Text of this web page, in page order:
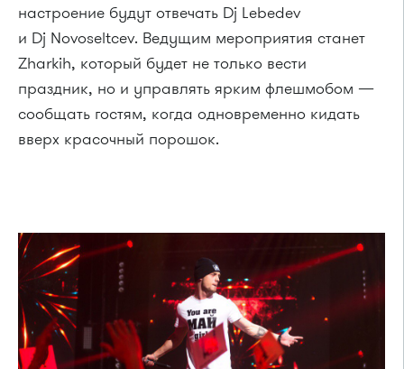
настроение будут отвечать Dj Lebedev
и Dj Novoseltcev. Ведущим мероприятия станет
Zharkih, который будет не только вести
праздник, но и управлять ярким флешмобом —
сообщать гостям, когда одновременно кидать
вверх красочный порошок.